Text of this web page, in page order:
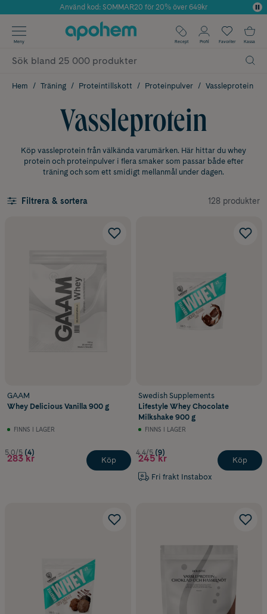
Årets Butik 2025 inom Skönhet
Använd kod: SOMMAR20 för 20% över 649kr
✓ Fri frakt
✓ Poäng på alla köp*
Meny Recept Profil Favoriter Kassa
Hem Träning Proteintillskott Proteinpulver Vassleprotein
Vassleprotein
Köp vassleprotein från välkända varumärken. Här hittar du whey
protein och proteinpulver i flera smaker som passar både efter
träning och som ett smidigt mellanmål under dagen.
Filtrera & sortera 128 produkter
GAAM
Whey Delicious Vanilla 900 g
FINNS I LAGER
5.0/5 (4)
283 kr Köp
Swedish Supplements
Lifestyle Whey Chocolate
Milkshake 900 g
FINNS I LAGER
4.4/5 (9)
245 kr
Fri frakt Instabox
Köp